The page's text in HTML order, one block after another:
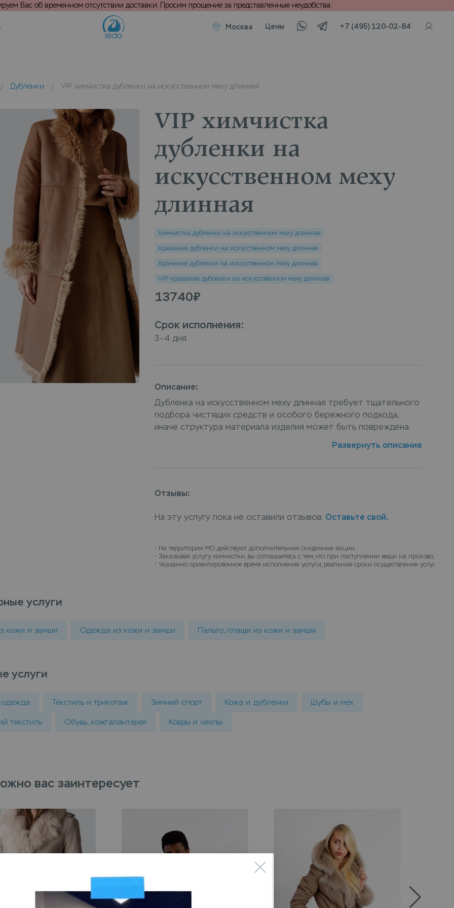
Вас об временном отсутствии доставки. Просим прощение за представленные неудобства.
Москва Цены +7 (495) 120-02-84
Дубленки / VIP химчистка дубленки на искусственном меху длинная
VIP химчистка
дубленки на
искусственном меху
длинная
Химчистка дубленки на искусственном меху длинная
Крашение дубленки на искусственном меху длинная
Хранение дубленки на искусственном меху длинная
VIP крашение дубленки на искусственном меху длинная
13740₽
Срок исполнения:
3–4 дня
Описание:
Дубленка на искусственном меху длинная требует тщательного
подбора чистящих средств и особого бережного подхода,
иначе структура материала изделия может быть повреждена.
специалистами компании Leda обеспечит деликатный уход и
пунктах приема Leda, или закажите химчистку с доставкой на
Развернуть описание
Отзывы:
На эту услугу пока не оставили отзывов. Оставьте свой.
• На территории МО действуют дополнительные скидочные акции.
• Заказывая услугу химчистки, вы соглашаетесь с тем, что при поступлении вещи на
• Указанно ориентировочное время исполнения услуги, реальные сроки осуществления услуги
услуги
кожи и замши Одежда из кожи и замши Пальто, плащи из кожи и замши
услуги
одежда Текстиль и трикотаж Зимний спорт Кожа и дубленки Шубы и мех
текстиль Обувь, кожгалантерея Ковры и чехлы
вас заинтересует